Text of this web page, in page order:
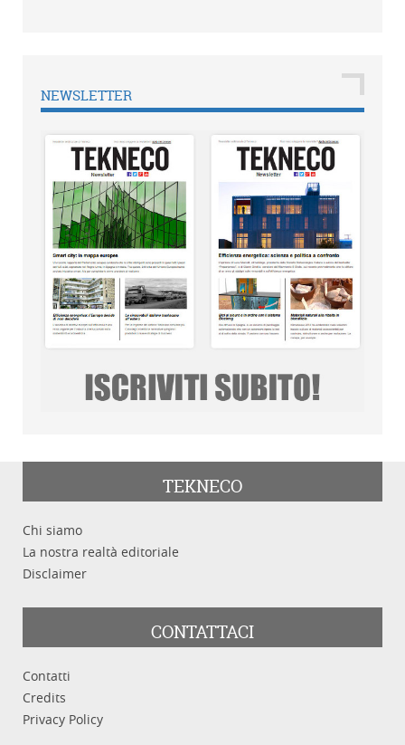
NEWSLETTER
TEKNECO
Chi siamo
La nostra realtà editoriale
Disclaimer
CONTATTACI
Contatti
Credits
Privacy Policy